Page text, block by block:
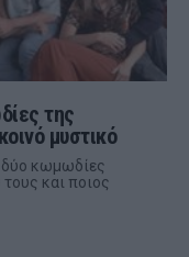
της
μυστικό
δύο κωμωδίες
και ποιος